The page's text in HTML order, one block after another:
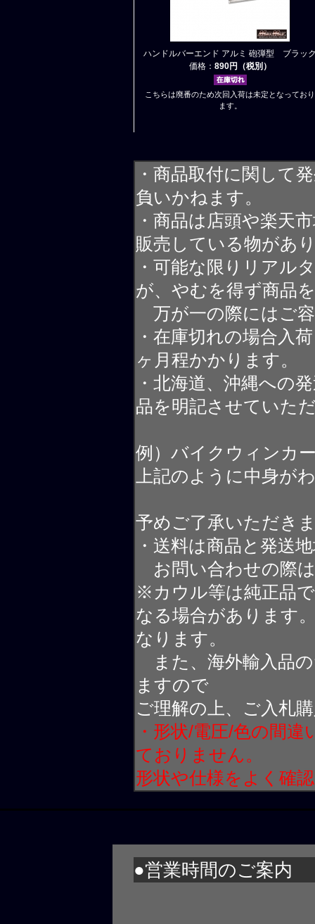
ハンドルバーエンド アルミ 砲弾型 ブラッ
価格： 890円（税別）
こちらは廃番のため次回入荷は未定となっており
ます。
・商品取付に関して
負いかねます。
・商品は店頭や楽天
販売している物があ
・可能な限りリアル
が、やむを得ず商品
万が一の際にはご
・在庫切れの場合入
ヶ月程かかります。
・北海道、沖縄への
品を明記させていた
例）バイクウィンカ
上記のように中身が
予めご了承いただき
・送料は商品と発送
お問い合わせの際
※カウル等は純正品
なる場合があります
なります。
また、海外輸入品
ますので
ご理解の上、ご入札
・形状/電圧/色の間
ておりません。
形状や仕様をよく確
●営業時間のご案内